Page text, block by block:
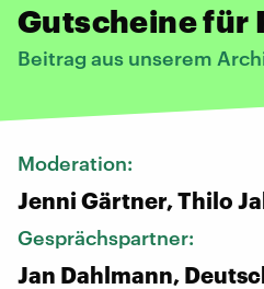
Gutscheine für
Beitrag aus unserem
Moderation:
Jenni Gärtner, Thilo
Gesprächspartner:
Jan Dahlmann,